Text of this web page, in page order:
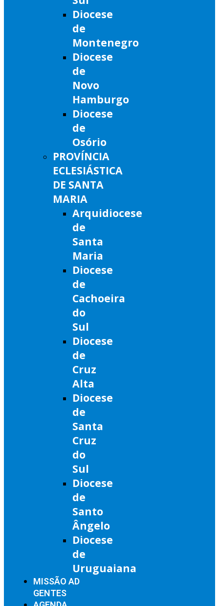
Diocese
de
Montenegro
Diocese
de
Novo
Hamburgo
Diocese
de
Osório
PROVÍNCIA
ECLESIÁSTICA
DE SANTA
MARIA
Arquidiocese
de
Santa
Maria
Diocese
de
Cachoeira
do
Sul
Diocese
de
Cruz
Alta
Diocese
de
Santa
Cruz
do
Sul
Diocese
de
Santo
Ângelo
Diocese
de
Uruguaiana
MISSÃO AD
GENTES